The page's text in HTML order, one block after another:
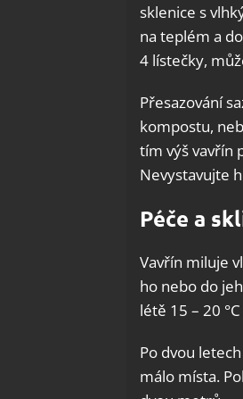
sklenice s
na teplém a
4 lístečky,
Přesazování
kompostu,
tím výš vavřín
Nevystavujte
Péče a
Vavřín miluje
ho nebo do
létě 15 – 20
Po dvou
málo místa.